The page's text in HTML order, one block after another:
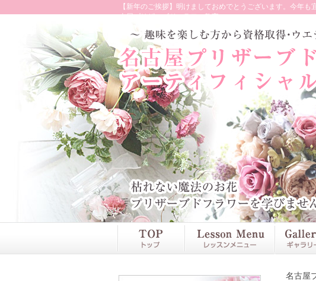
【新年のご挨拶】明けましておめでとうございます。今年
古屋プリザーブドフラワー教室
名古屋